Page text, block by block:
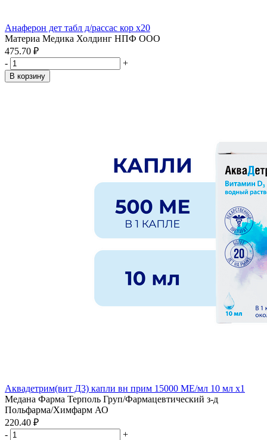
Анаферон дет табл д/рассас кор x20
Материа Медика Холдинг НПФ ООО
475.70 ₽
-
+
В корзину
Аквадетрим(вит Д3) капли вн прим 15000 МЕ/мл 10 мл x1
Медана Фарма Терполь Груп/Фармацевтический з-д
Польфарма/Химфарм АО
220.40 ₽
-
+